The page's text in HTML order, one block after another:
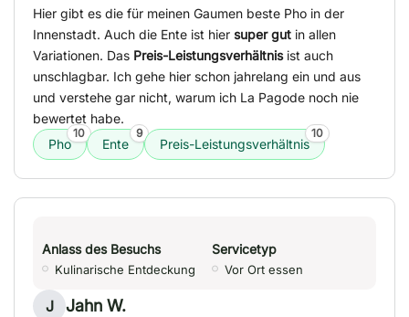
Hier gibt es die für meinen Gaumen beste Pho in der
Innenstadt. Auch die Ente ist hier super gut in allen
Variationen. Das Preis-Leistungsverhältnisist auch
unschlagbar. Ich gehe hier schon jahrelang ein und aus
und verstehe gar nicht, warum ich La Pagode noch nie
bewertet habe.
Pho
10
Ente
9
Preis-Leistungsverhältnis
10
Anlass des Besuchs
Kulinarische Entdeckung
Servicetyp
Vor Ort essen
J Jahn W.